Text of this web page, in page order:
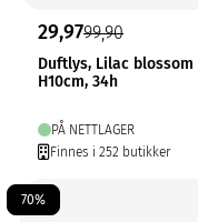
29,9799,90
Duftlys, Lilac blossom
H10cm, 34h
PÅ NETTLAGER
Finnes i 252 butikker
70%